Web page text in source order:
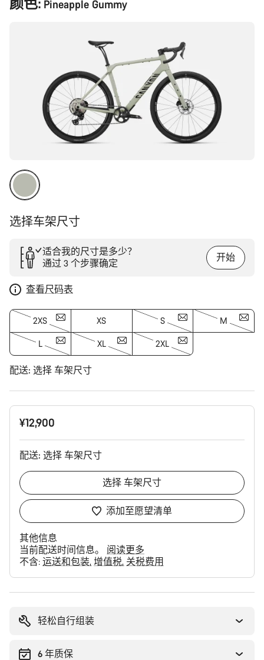
品
Pineapple Gummy
选择车架尺寸
适合我的尺寸是多少？
通过 3 个步骤确定
开始
查看尺码表
2XS XS S M
L XL 2XL
配送: 选择 车架尺寸
¥12,900
配送: 选择 车架尺寸
选择 车架尺寸
添加至愿望清单
其他信息
当前配送时间信息。 阅读更多
不含: 运送和包装 增值税 关税费用
轻松自行组装
6 年质保